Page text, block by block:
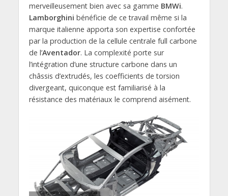
merveilleusement bien avec sa gamme BMWi.
Lamborghini bénéficie de ce travail même si la
marque italienne apporta son expertise confortée
par la production de la cellule centrale full carbone
de l’Aventador. La complexité porte sur
l’intégration d’une structure carbone dans un
châssis d’extrudés, les coefficients de torsion
divergeant, quiconque est familiarisé à la
résistance des matériaux le comprend aisément.